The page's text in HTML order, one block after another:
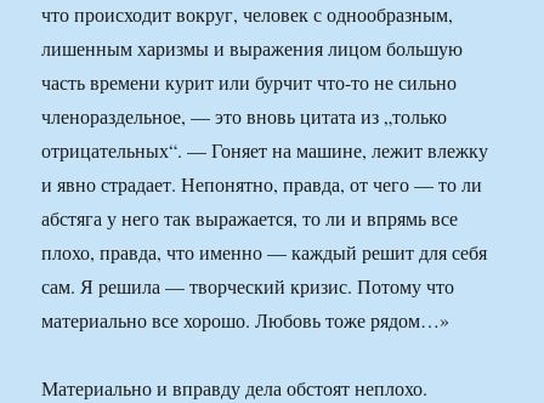
что происходит вокруг, человек с однообразным,
лишенным харизмы и выражения лицом большую
часть времени курит или бурчит что-то не сильно
членораздельное, — это вновь цитата из „только
отрицательных“. — Гоняет на машине, лежит влежку
и явно страдает. Непонятно, правда, от чего — то ли
абстяга у него так выражается, то ли и впрямь все
плохо, правда, что именно — каждый решит для себя
сам. Я решила — творческий кризис. Потому что
материально все хорошо. Любовь тоже рядом…»
Материально и вправду дела обстоят неплохо.